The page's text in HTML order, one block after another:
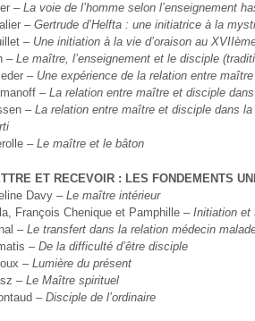
–La voie de l’homme selon l’enseignement
– Gertrude d’Helfta : une initiatrice à la
– Une initiation à la vie d’oraison au
– Le maître, l’enseignement et le disciple
– Une expérience de la relation entre
– La relation entre maître et disciple
–La relation entre maître et disciple dans
– Le maître et le bâton
ET RECEVOIR : LES FONDEMENTS
Davy –Le maître intérieur
François Chenique et Pamphille – Initiation et
– Le transfert dans la relation médecin
– De la difficulté d’être disciple
– Lumière du présent
–Le Maître spirituel
– Disciple de l’ordinaire